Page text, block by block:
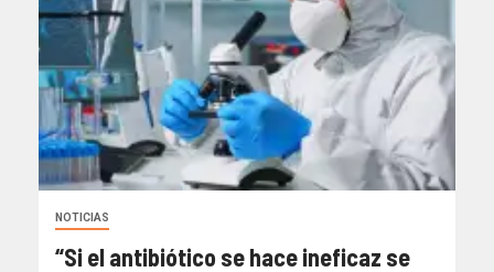
NOTICIAS
“Si el antibiótico se hace ineficaz se